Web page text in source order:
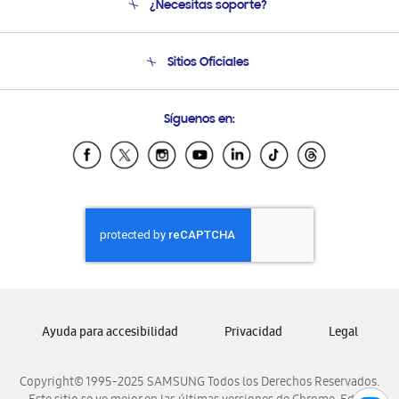
Soporte
Condiciones de Compra
¿Necesitas soporte?
Soporte vía eMail
Sitios Oficiales
Samsung Ecuador
Samsung El Salvador
Samsung Honduras
Samsung Nicaragua
Samsung Panamá
Samsung Venezuela
Síguenos en:
Copyright© 1995-2025 SAMSUNG Todos los Derechos Reservados.
Ayuda para accesibilidad Privacidad Legal